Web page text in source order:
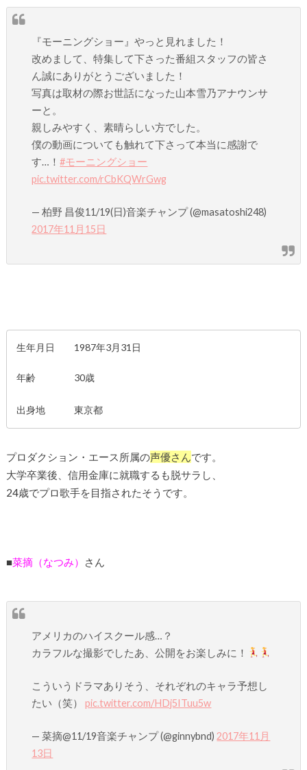
『モーニングショー』やっと見れました！
改めまして、特集して下さった番組スタッフの皆さ
ん誠にありがとうございました！
写真は取材の際お世話になった山本雪乃アナウンサ
ーと。
親しみやすく、素晴らしい方でした。
僕の動画についても触れて下さって本当に感謝で
す…！#モーニングショー
pic.twitter.com/rCbKQWrGwg
— 柏野 昌俊11/19(日)音楽チャンプ (@masatoshi248)
2017年11月15日
生年月日 1987年3月31日
年齢 30歳
出身地 東京都
プロダクション・エース所属の声優さんです。
大学卒業後、信用金庫に就職するも脱サラし、
24歳でプロ歌手を目指されたそうです。
■菜摘（なつみ） さん
アメリカのハイスクール感…？
カラフルな撮影でしたあ、公開をお楽しみに！
こういうドラマありそう、それぞれのキャラ予想し
たい（笑）pic.twitter.com/HDj5ITuu5w
— 菜摘@11/19音楽チャンプ (@ginnybnd)2017年11月
13日